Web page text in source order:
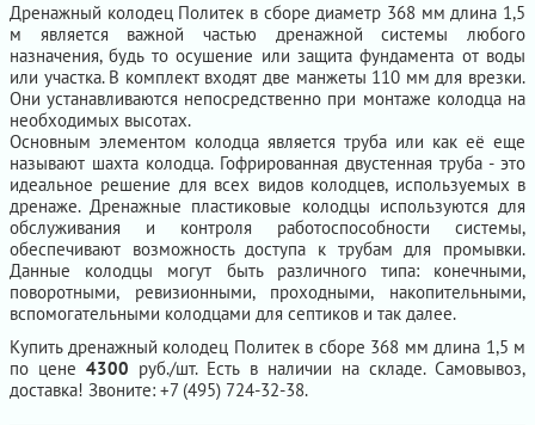
Дренажный колодец Политек в сборе диаметр 368 мм длина 1,5
м является важной частью дренажной системы любого
назначения, будь то осушение или защита фундамента от воды
или участка. В комплект входят две манжеты 110 мм для врезки.
Они устанавливаются непосредственно при монтаже колодца на
необходимых высотах.
Основным элементом колодца является труба или как её еще
называют шахта колодца. Гофрированная двустенная труба - это
идеальное решение для всех видов колодцев, используемых в
дренаже. Дренажные пластиковые колодцы используются для
обслуживания и контроля работоспособности системы,
обеспечивают возможность доступа к трубам для промывки.
Данные колодцы могут быть различного типа: конечными,
поворотными, ревизионными, проходными, накопительными,
вспомогательными колодцами для септиков и так далее.
Купить дренажный колодец Политек в сборе 368 мм длина 1,5 м
по цене4300 руб./шт. Есть в наличии на складе. Самовывоз,
доставка! Звоните: +7 (495) 724-32-38.